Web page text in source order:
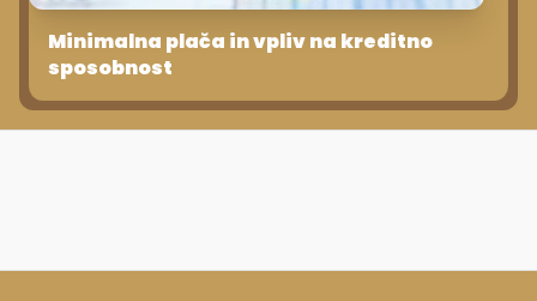
Minimalna plača in vpliv na kreditno
sposobnost